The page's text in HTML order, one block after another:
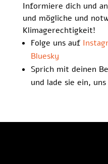
Informiere dich und
und mögliche und
Klimagerechtigkeit!
Folge uns auf
Bluesky
Sprich mit deinen
und lade sie ein,